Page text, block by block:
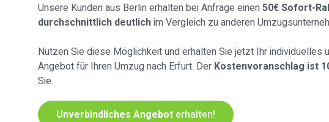
Unsere Kunden aus Berlin erhalten bei Anfrage einen50€ Sofort-
durchschnittlich deutlichim Vergleich zu anderen
Nutzen Sie diese Möglichkeit und erhalten Sie jetzt Ihr individuelles
Angebot für Ihren Umzug nach Erfurt. Der Kostenvoranschlag ist
Sie.
Unverbindliches Angebot erhalten!